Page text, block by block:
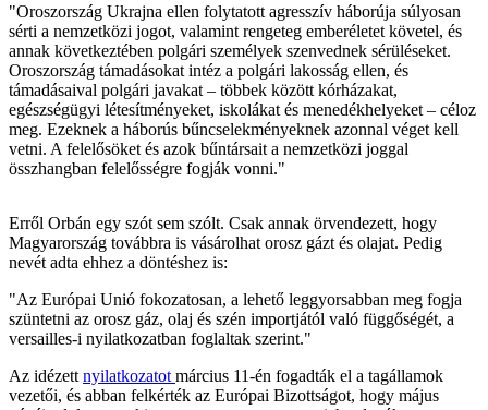
"Oroszország Ukrajna ellen folytatott agresszív háborúja súlyosan
sérti a nemzetközi jogot, valamint rengeteg emberéletet követel, és
annak következtében polgári személyek szenvednek sérüléseket.
Oroszország támadásokat intéz a polgári lakosság ellen, és
támadásaival polgári javakat – többek között kórházakat,
egészségügyi létesítményeket, iskolákat és menedékhelyeket – céloz
meg. Ezeknek a háborús bűncselekményeknek azonnal véget kell
vetni. A felelősöket és azok bűntársait a nemzetközi joggal
összhangban felelősségre fogják vonni."
Erről Orbán egy szót sem szólt. Csak annak örvendezett, hogy
Magyarország továbbra is vásárolhat orosz gázt és olajat. Pedig
nevét adta ehhez a döntéshez is:
"Az Európai Unió fokozatosan, a lehető leggyorsabban meg fogja
szüntetni az orosz gáz, olaj és szén importjától való függőségét, a
versailles-i nyilatkozatban foglaltak szerint."
Az idézett nyilatkozatot március 11-én fogadták el a tagállamok
vezetői, és abban felkérték az Európai Bizottságot, hogy május